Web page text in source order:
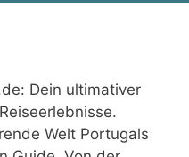
Dein ultimativer
Welt Portugals